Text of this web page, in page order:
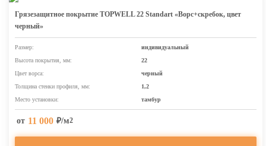
Грязезащитное покрытие TOPWELL 22 Standart «Ворс+скребок, цвет
черный»
Размер:
индивидуальный
Высота покрытия, мм:
22
Цвет ворса:
черный
Толщина стенки профиля, мм:
1,2
Место установки:
тамбур
от 11 000 ₽/м2